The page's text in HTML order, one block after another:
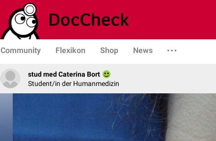
Community Flexikon Shop News
stud med Caterina Bort
Student/in der Humanmedizin